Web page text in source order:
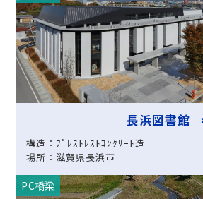
長浜図書館
構造：ﾌﾟﾚｽﾄﾚｽﾄｺﾝｸﾘｰﾄ造
場所：滋賀県長浜市
PC橋梁